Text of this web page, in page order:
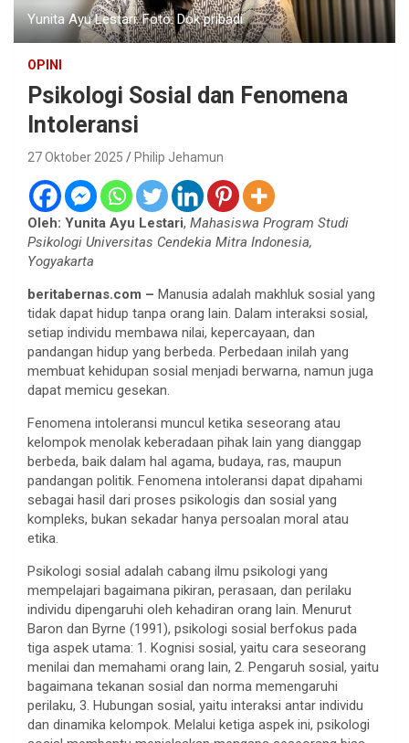
Yunita Ayu Lestari. Foto: Dok pribadi
OPINI
Psikologi Sosial dan Fenomena
Intoleransi
27 Oktober 2025 Philip Jehamun
Oleh: Yunita Ayu Lestari, Mahasiswa Program Studi
Psikologi Universitas Cendekia Mitra Indonesia,
Yogyakarta
beritabernas.com – Manusia adalah makhluk sosial yang
tidak dapat hidup tanpa orang lain. Dalam interaksi sosial,
setiap individu membawa nilai, kepercayaan, dan
pandangan hidup yang berbeda. Perbedaan inilah yang
membuat kehidupan sosial menjadi berwarna, namun juga
dapat memicu gesekan.
Fenomena intoleransi muncul ketika seseorang atau
kelompok menolak keberadaan pihak lain yang dianggap
berbeda, baik dalam hal agama, budaya, ras, maupun
pandangan politik. Fenomena intoleransi dapat dipahami
sebagai hasil dari proses psikologis dan sosial yang
kompleks, bukan sekadar hanya persoalan moral atau
etika.
Psikologi sosial adalah cabang ilmu psikologi yang
mempelajari bagaimana pikiran, perasaan, dan perilaku
individu dipengaruhi oleh kehadiran orang lain. Menurut
Baron dan Byrne (1991), psikologi sosial berfokus pada
tiga aspek utama: 1. Kognisi sosial, yaitu cara seseorang
menilai dan memahami orang lain, 2. Pengaruh sosial, yaitu
bagaimana tekanan sosial dan norma memengaruhi
perilaku, 3. Hubungan sosial, yaitu interaksi antar individu
dan dinamika kelompok. Melalui ketiga aspek ini, psikologi